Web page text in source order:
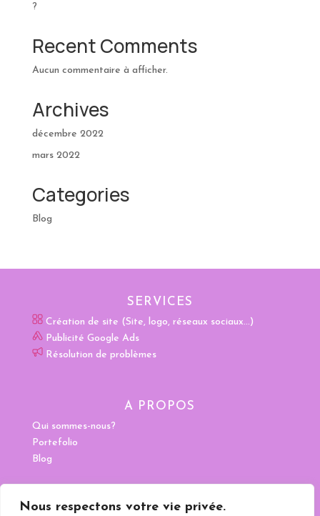
Nous respectons votre vie privée.
?
Recent Comments
Aucun commentaire à afficher.
Archives
décembre 2022
mars 2022
Categories
Blog
SERVICES
Création de site (Site, logo, réseaux sociaux…)
Publicité Google Ads
Résolution de problèmes
A PROPOS
Qui sommes-nous?
Portefolio
Blog
CONTACTEZ-MOI